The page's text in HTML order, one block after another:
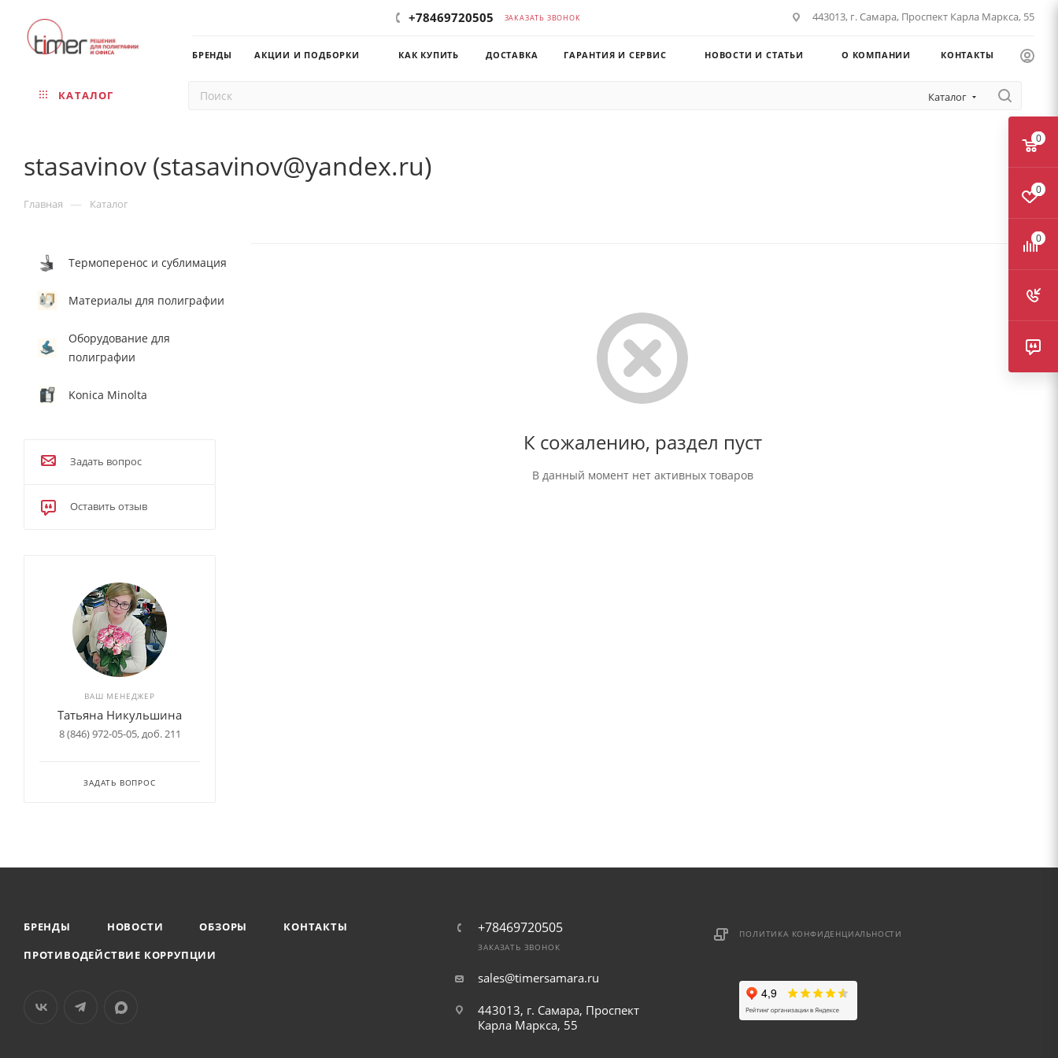
+78469720505 ЗАКАЗАТЬ ЗВОНОК 443013, г. Самара, Проспект Карла Маркса, 55
БРЕНДЫ АКЦИИ И ПОДБОРКИ КАК КУПИТЬ ДОСТАВКА ГАРАНТИЯ И СЕРВИС НОВОСТИ И СТАТЬИ О КОМПАНИИ КОНТАКТЫ
КАТАЛОГ Каталог
stasavinov (stasavinov@yandex.ru)
Главная — Каталог
К сожалению, раздел пуст
В данный момент нет активных товаров
Термоперенос и сублимация
Материалы для полиграфии
Оборудование для
полиграфии
Konica Minolta
Задать вопрос
Оставить отзыв
ВАШ МЕНЕДЖЕР
Татьяна Никульшина
8 (846) 972-05-05, доб. 211
ЗАДАТЬ ВОПРОС
БРЕНДЫ НОВОСТИ ОБЗОРЫ
КОНТАКТЫ
ПРОТИВОДЕЙСТВИЕ КОРРУПЦИИ
+78469720505
ЗАКАЗАТЬ ЗВОНОК
sales@timersamara.ru
443013, г. Самара, Проспект
Карла Маркса, 55
ПОЛИТИКА КОНФИДЕНЦИАЛЬНОСТИ
0
0
0